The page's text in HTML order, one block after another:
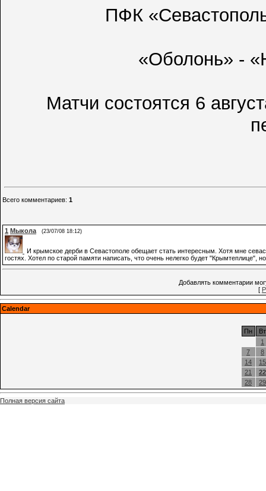
ПФК
«Оболонь» -
Матчи состоятся 6
Всего комментариев: 1
1 Мыкола (23/07/08 18:12)
И крымское дерби в Севастополе обещает стать интересным. Хотя мне
гостях. Хотел по старой памяти написать, что очень нелегко будет
Добавлять комментарии
[
Calendar
Пн
Вт
1
7
8
14
15
21
22
28
29
Полная версия сайта